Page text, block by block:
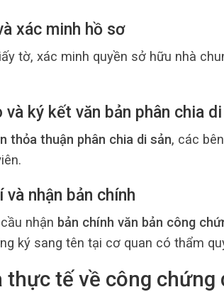
xác minh hồ sơ
tờ, xác minh quyền sở hữu nhà
ký kết văn bản phân chia
thỏa thuận phân chia di sản, các
nhận bản chính
nhận bản chính văn bản công
ký sang tên tại cơ quan có thẩm
thực tế về công chứng